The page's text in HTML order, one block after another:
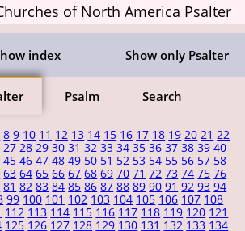
of North America Psalter
index Show only Psalter
Psalm Search
8 9 10 11 12 13 14 15 16 17 18 19 20 21 22
27 28 29 30 31 32 33 34 35 36 37 38 39 40
45 46 47 48 49 50 51 52 53 54 55 56 57 58
63 64 65 66 67 68 69 70 71 72 73 74 75 76
81 82 83 84 85 86 87 88 89 90 91 92 93 94
99 100 101 102 103 104 105 106 107 108
112 113 114 115 116 117 118 119 120 121
125 126 127 128 129 130 131 132 133 134